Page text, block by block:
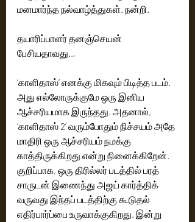
மனமார்ந்த நல்வாழ்த்துகள். நன்றி.
தயாரிப்பாளர் தனஞ்செயன்
பேசியதாவது..,
‘காளிதாஸ்’ எனக்கு மிகவும் பிடித்த படம்.
அது எல்லோருக்குமே ஒரு இனிய
ஆச்சரியமாக இருந்தது. அதனால்,
‘காளிதாஸ் 2’ வரும்போதும் நிச்சயம் அதே
மாதிரி ஒரு ஆச்சரியம் நமக்கு
காத்திருக்கிறது என்று நினைக்கிறேன்.
குறிப்பாக, ஒரு திரில்லர் படத்தில் பரத்
சாருடன் இணைந்து அஜய் கார்த்திக்
வருவது இந்தப் படத்திற்கு கூடுதல்
எதிர்பார்ப்பை உருவாக்குகிறது. இன்று